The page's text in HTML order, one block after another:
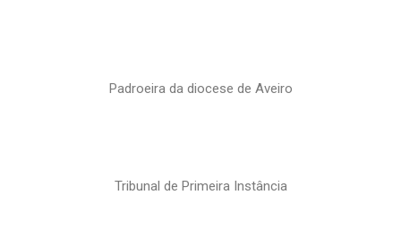
Padroeira da diocese de Aveiro
Tribunal de Primeira Instância